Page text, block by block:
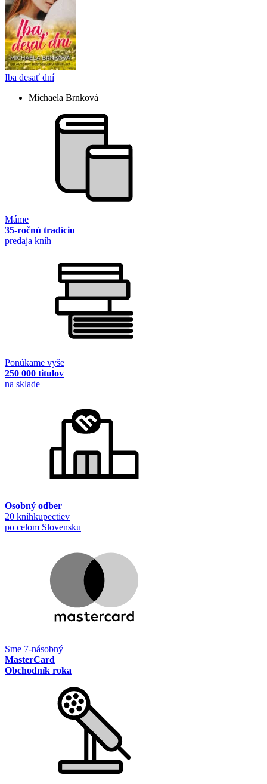
Iba desať dní
Michaela Brnková
Máme
35-ročnú tradíciu
predaja kníh
Ponúkame vyše
250 000 titulov
na sklade
Osobný odber
20 kníhkupectiev
po celom Slovensku
Sme 7-násobný
MasterCard
Obchodník roka